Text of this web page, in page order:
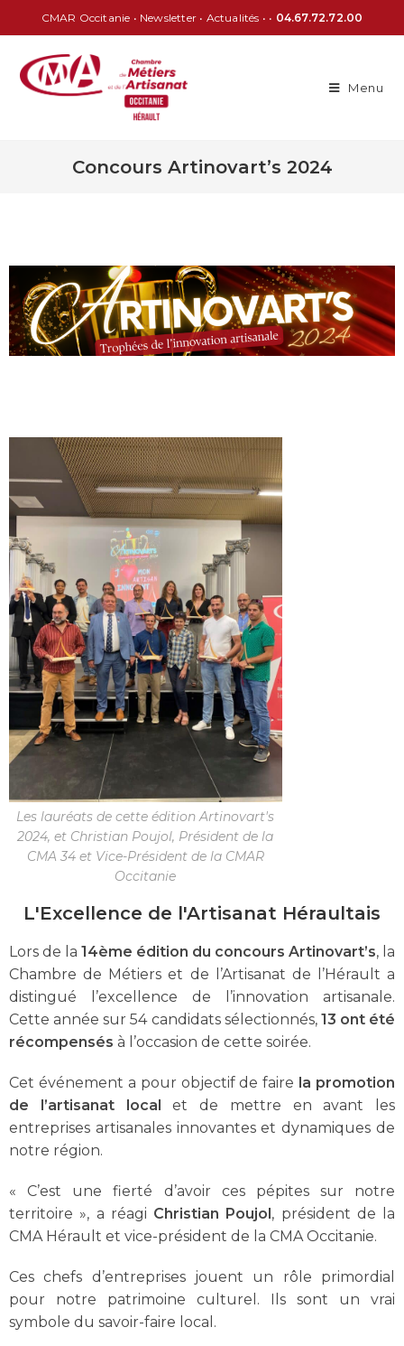
CMAR Occitanie • Newsletter • Actualités • • 04.67.72.72.00
Menu
Concours Artinovart’s 2024
Les lauréats de cette édition Artinovart's
2024, et Christian Poujol, Président de la
CMA 34 et Vice-Président de la CMAR
Occitanie
L'Excellence de l'Artisanat Héraultais
Lors de la 14ème édition du concours Artinovart’s, la
Chambre de Métiers et de l’Artisanat de l’Hérault a
distingué l’excellence de l’innovation artisanale.
Cette année sur 54 candidats sélectionnés, 13 ont été
récompensés à l’occasion de cette soirée.
Cet événement a pour objectifdefaire la promotion
de l’artisanat localet de mettre enavant
les
entreprises artisanales innovantesetdynamiquesde
notre région.
« C’est une fierté d’avoir ces pépites sur notre
territoire », a réagi Christian Poujol, président de la
CMA Hérault et vice-président de la CMA Occitanie.
Ces chefs d’entreprises jouent un rôle primordial
pour notre patrimoine culturel. Ils sont un vrai
symbole du savoir-faire local.